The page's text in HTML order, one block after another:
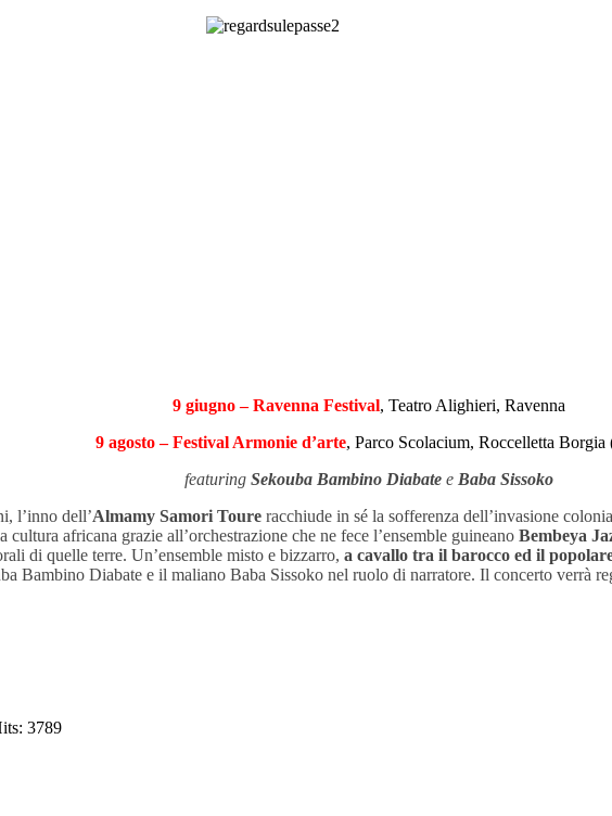
9 giugno – Ravenna Festival, Teatro Alighieri, Ravenna
9 agosto – Festival Armonie d’arte, Parco Scolacium, Roccelletta Borgia
featuring Sekouba Bambino Diabate e Baba Sissoko
l’inno dell’Almamy Samori Toure racchiude in sé la sofferenza dell’invasione
africana grazie all’orchestrazione che ne fece l’ensemble guineano Bembeya
di quelle terre. Un’ensemble misto e bizzarro, a cavallo tra il barocco ed il
Bambino Diabate e il maliano Baba Sissoko nel ruolo di narratore. Il concerto verrà
3789